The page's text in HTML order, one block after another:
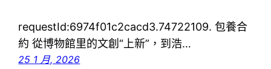
requestId:6974f01c2cacd3.74722109. 包養合
約 從博物館里的文創“上新”，到浩…
25 1 月, 2026